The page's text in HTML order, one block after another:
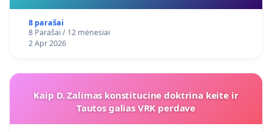
8 parašai
8 Parašai / 12 mėnesiai
2 Apr 2026
Kaip D. Zalimas konstitucine doktrina keite ir
Tautos galias VRK perdave